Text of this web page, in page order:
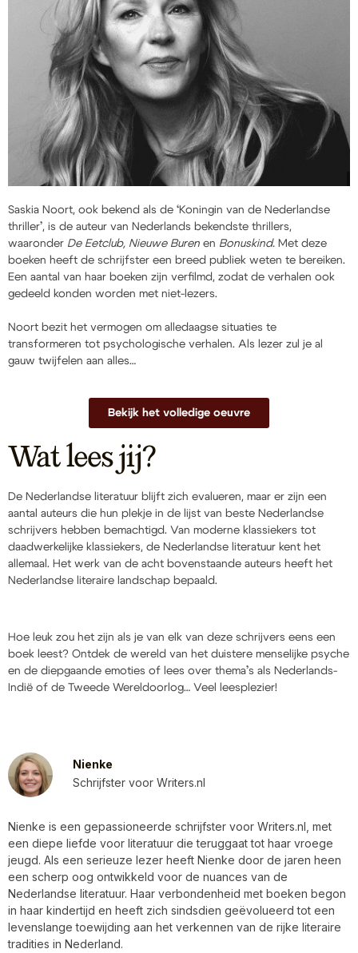
Saskia Noort, ook bekend als de ‘Koningin van de Nederlandse
thriller’, is de auteur van Nederlands bekendste thrillers,
waaronder De Eetclub, Nieuwe Buren en Bonuskind. Met deze
boeken heeft de schrijfster een breed publiek weten te bereiken.
Een aantal van haar boeken zijn verfilmd, zodat de verhalen ook
gedeeld konden worden met niet-lezers.
Noort bezit het vermogen om alledaagse situaties te
transformeren tot psychologische verhalen. Als lezer zul je al
gauw twijfelen aan alles…
Bekijk het volledige oeuvre
Wat lees jij?
De Nederlandse literatuur blijft zich evalueren, maar er zijn een
aantal auteurs die hun plekje in de lijst van beste Nederlandse
schrijvers hebben bemachtigd. Van moderne klassiekers tot
daadwerkelijke klassiekers, de Nederlandse literatuur kent het
allemaal. Het werk van de acht bovenstaande auteurs heeft het
Nederlandse literaire landschap bepaald.
Hoe leuk zou het zijn als je van elk van deze schrijvers eens een
boek leest? Ontdek de wereld van het duistere menselijke psyche
en de diepgaande emoties of lees over thema’s als Nederlands-
Indië of de Tweede Wereldoorlog… Veel leesplezier!
Nienke
Schrijfster voor Writers.nl
Nienke is een gepassioneerde schrijfster voor Writers.nl, met
een diepe liefde voor literatuur die teruggaat tot haar vroege
jeugd. Als een serieuze lezer heeft Nienke door de jaren heen
een scherp oog ontwikkeld voor de nuances van de
Nederlandse literatuur. Haar verbondenheid met boeken begon
in haar kindertijd en heeft zich sindsdien geëvolueerd tot een
levenslange toewijding aan het verkennen van de rijke literaire
tradities in Nederland.